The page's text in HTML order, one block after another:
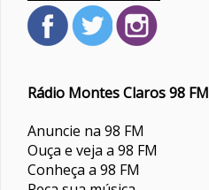
Rádio Montes Claros 98 FM
Anuncie na 98 FM
Ouça e veja a 98 FM
Conheça a 98 FM